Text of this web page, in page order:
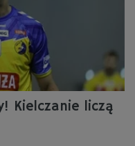
Kielczanie liczą